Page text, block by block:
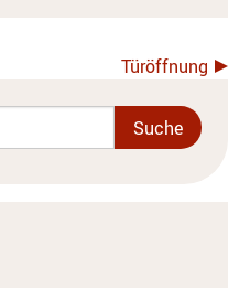
Türöffnung